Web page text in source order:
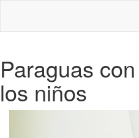
Paraguas
los niños